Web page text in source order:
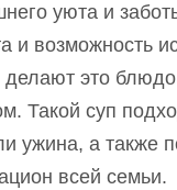
уюта и
и возможность
это
Такой суп
ужина, а также
всей семьи.